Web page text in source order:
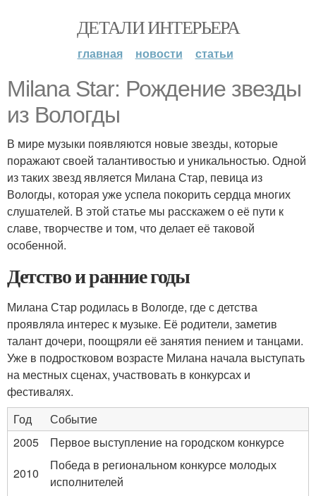
ДЕТАЛИ ИНТЕРЬЕРА
главная новости статьи
Milana Star: Рождение звезды
из Вологды
В мире музыки появляются новые звезды, которые
поражают своей талантивостью и уникальностью. Одной
из таких звезд является Милана Стар, певица из
Вологды, которая уже успела покорить сердца многих
слушателей. В этой статье мы расскажем о её пути к
славе, творчестве и том, что делает её таковой
особенной.
Детство и ранние годы
Милана Стар родилась в Вологде, где с детства
проявляла интерес к музыке. Её родители, заметив
талант дочери, поощряли её занятия пением и танцами.
Уже в подростковом возрасте Милана начала выступать
на местных сценах, участвовать в конкурсах и
фестивалях.
Год
Событие
2005
Первое выступление на городском конкурсе
2010
Победа в региональном конкурсе молодых
исполнителей